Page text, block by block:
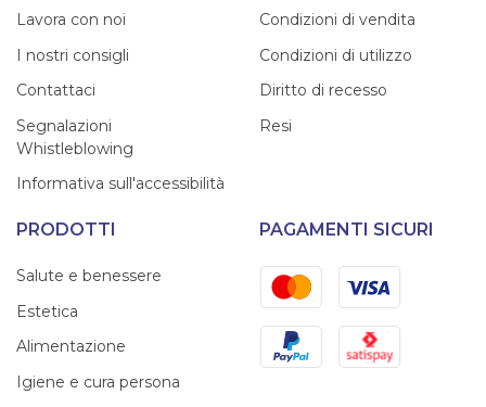
Lavora con noi
I nostri consigli
Contattaci
Segnalazioni
Whistleblowing
Informativa sull'accessibilità
Condizioni di vendita
Condizioni di utilizzo
Diritto di recesso
Resi
PRODOTTI
Salute e benessere
Estetica
Alimentazione
Igiene e cura persona
PAGAMENTI SICURI
MastercardVisa
PayPal Satispay